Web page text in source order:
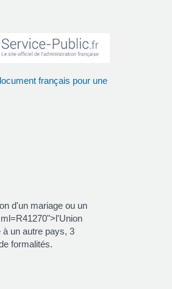
français pour une
d'un mariage ou un
un autre pays, 3
formalités.